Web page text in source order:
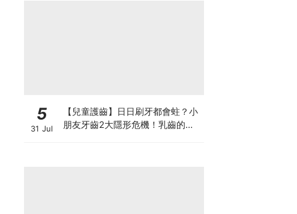
5
31 Jul
【兒童護齒】日日刷牙都會蛀？小
朋友牙齒2大隱形危機！乳齒的琺